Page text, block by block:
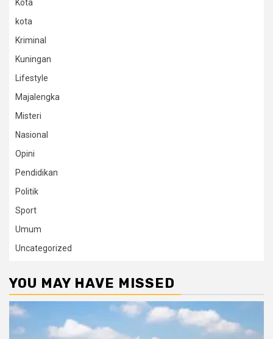
Kota
kota
Kriminal
Kuningan
Lifestyle
Majalengka
Misteri
Nasional
Opini
Pendidikan
Politik
Sport
Umum
Uncategorized
YOU MAY HAVE MISSED